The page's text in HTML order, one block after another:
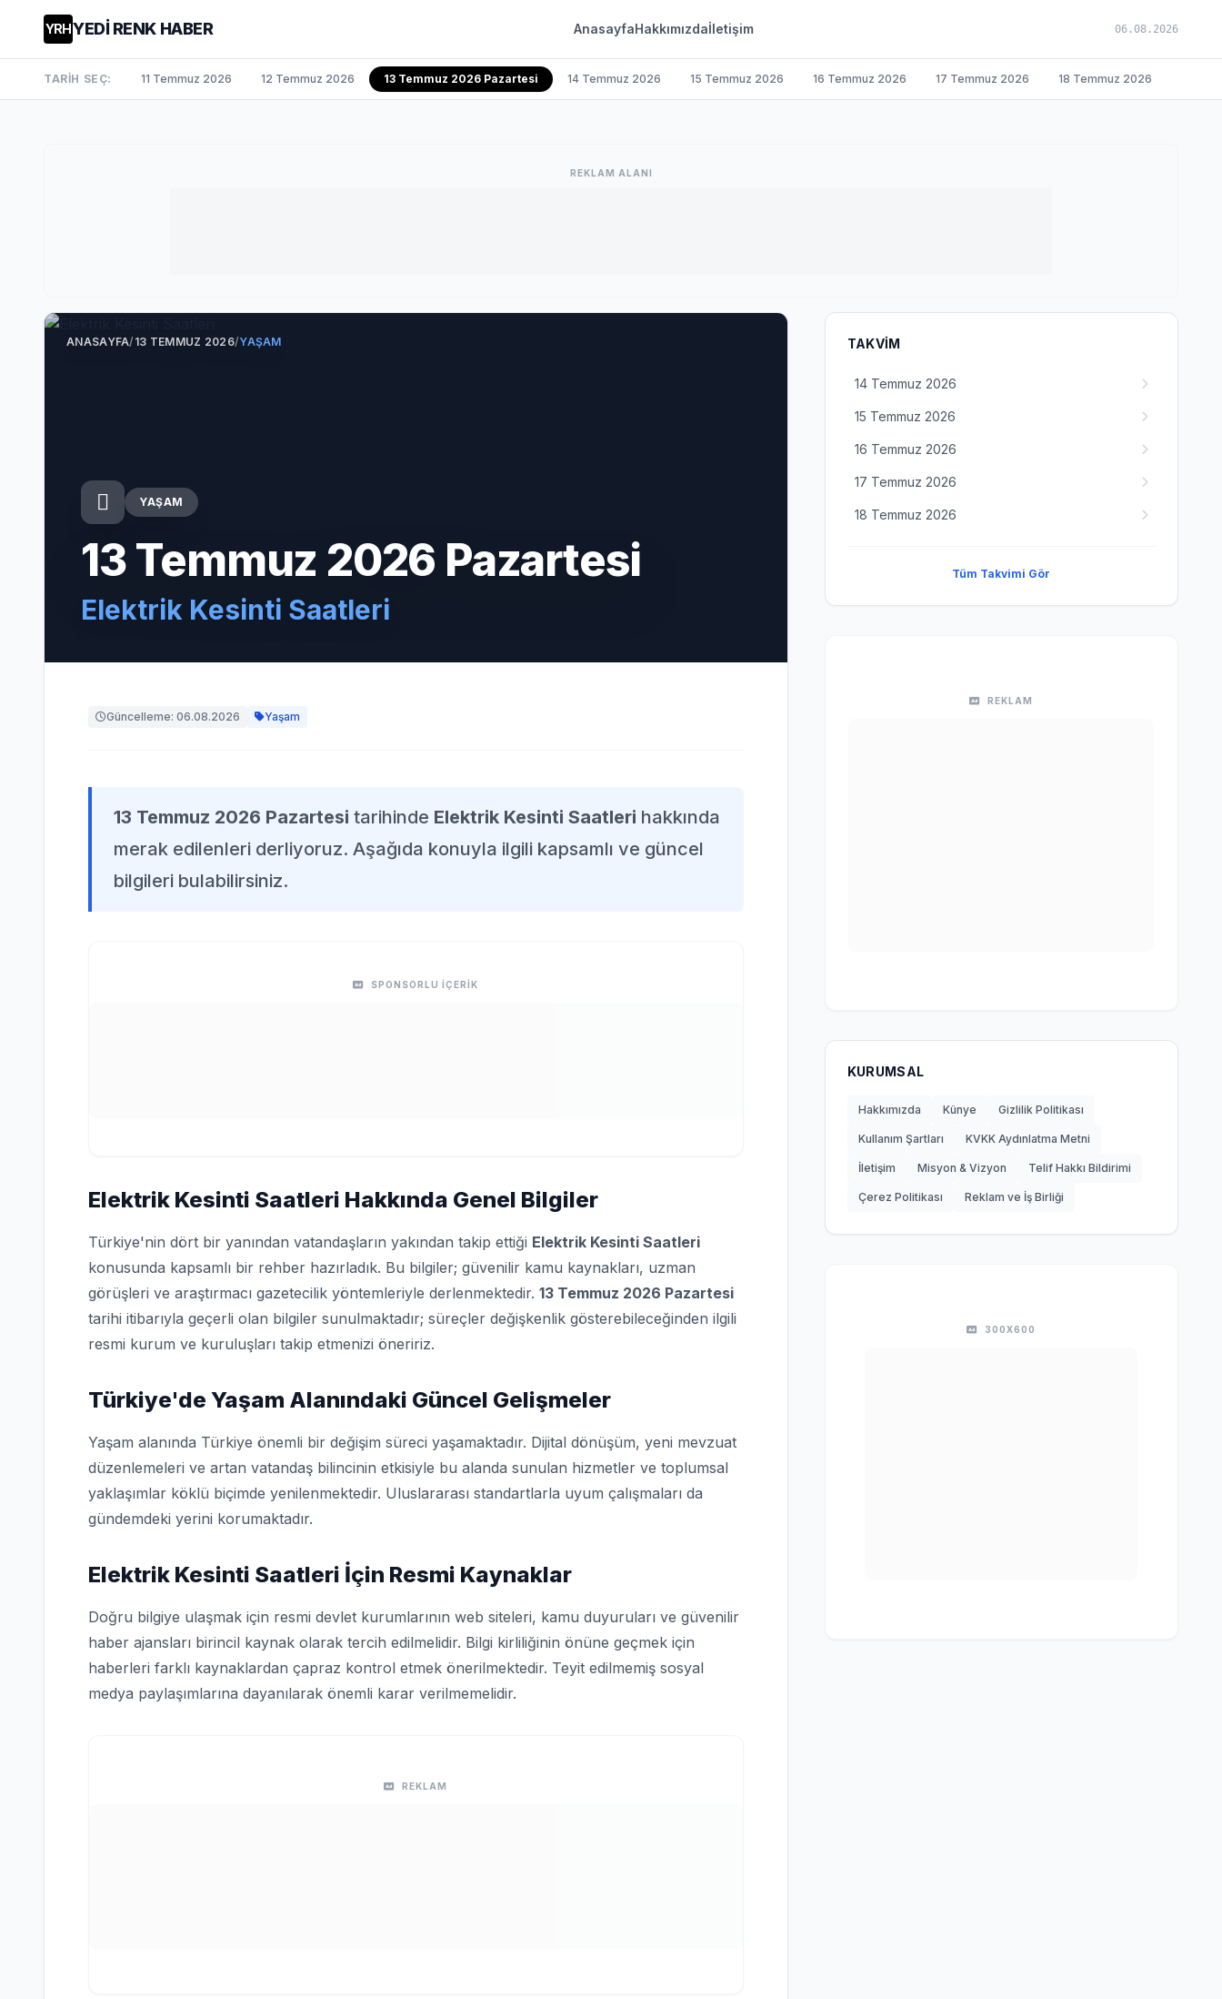
YRHYEDİ RENK HABER AnasayfaHakkımızdaİletişim 06.08.2026
TARİH SEÇ: 11 Temmuz 2026 12 Temmuz 2026 13 Temmuz 2026 Pazartesi 14 Temmuz 2026 15 Temmuz 2026 16 Temmuz 2026 17 Temmuz 2026 18 Temmuz 2026
REKLAM ALANI
ANASAYFA/13 TEMMUZ 2026/YAŞAM
YAŞAM
13 Temmuz 2026 Pazartesi
Elektrik Kesinti Saatleri
Güncelleme: 06.08.2026 Yaşam
13 Temmuz 2026 Pazartesi tarihinde Elektrik Kesinti Saatleri hakkında
merak edilenleri derliyoruz. Aşağıda konuyla ilgili kapsamlı ve güncel
bilgileri bulabilirsiniz.
SPONSORLU İÇERİK
Elektrik Kesinti Saatleri Hakkında Genel Bilgiler
Türkiye'nin dört bir yanından vatandaşların yakından takip ettiği Elektrik Kesinti Saatleri
konusunda kapsamlı bir rehber hazırladık. Bu bilgiler; güvenilir kamu kaynakları, uzman
görüşleri ve araştırmacı gazetecilik yöntemleriyle derlenmektedir. 13 Temmuz 2026 Pazartesi
tarihi itibarıyla geçerli olan bilgiler sunulmaktadır; süreçler değişkenlik gösterebileceğinden ilgili
resmi kurum ve kuruluşları takip etmenizi öneririz.
Türkiye'de Yaşam Alanındaki Güncel Gelişmeler
Yaşam alanında Türkiye önemli bir değişim süreci yaşamaktadır. Dijital dönüşüm, yeni mevzuat
düzenlemeleri ve artan vatandaş bilincinin etkisiyle bu alanda sunulan hizmetler ve toplumsal
yaklaşımlar köklü biçimde yenilenmektedir. Uluslararası standartlarla uyum çalışmaları da
gündemdeki yerini korumaktadır.
Elektrik Kesinti Saatleri İçin Resmi Kaynaklar
Doğru bilgiye ulaşmak için resmi devlet kurumlarının web siteleri, kamu duyuruları ve güvenilir
haber ajansları birincil kaynak olarak tercih edilmelidir. Bilgi kirliliğinin önüne geçmek için
haberleri farklı kaynaklardan çapraz kontrol etmek önerilmektedir. Teyit edilmemiş sosyal
medya paylaşımlarına dayanılarak önemli karar verilmemelidir.
REKLAM
TAKVIM
14 Temmuz 2026
15 Temmuz 2026
16 Temmuz 2026
17 Temmuz 2026
18 Temmuz 2026
Tüm Takvimi Gör
REKLAM
KURUMSAL
Hakkımızda Künye Gizlilik Politikası
Kullanım Şartları KVKK Aydınlatma Metni
İletişim Misyon & Vizyon Telif Hakkı Bildirimi
Çerez Politikası Reklam ve İş Birliği
300X600